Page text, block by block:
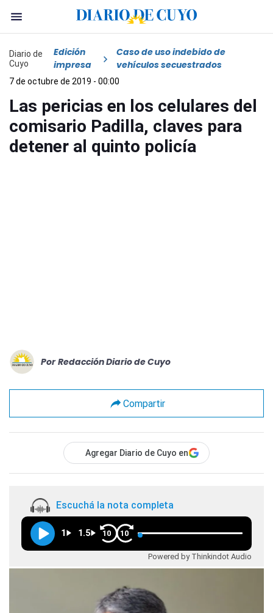
Diario de
Cuyo
Edición
impresa
Caso de uso indebido de
vehículos secuestrados
7 de octubre de 2019 - 00:00
Las pericias en los celulares del
comisario Padilla, claves para
detener al quinto policía
Por Redacción Diario de Cuyo
Compartir
Agregar Diario de Cuyo en
Escuchá la nota completa
1 1.5 10 10
Powered by Thinkindot Audio